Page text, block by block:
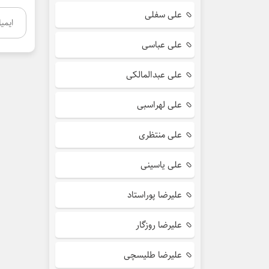
علی سفلی
علی عباسی
علی عبدالمالکی
علی لهراسبی
علی منتظری
علی یاسینی
علیرضا پوراستاد
علیرضا روزگار
علیرضا طلیسچی